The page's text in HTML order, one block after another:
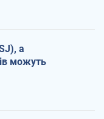
а
можуть